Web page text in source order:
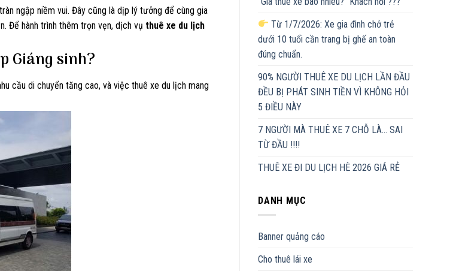
tràn ngập niềm vui. Đây cũng là dịp lý tưởng để cùng gia
Để hành trình thêm trọn vẹn, dịch vụ thuê xe du lịch
Giáng sinh?
cầu di chuyển tăng cao, và việc thuê xe du lịch mang
Từ 1/7/2026: Xe gia đình chở trẻ
dưới 10 tuổi cần trang bị ghế an toàn
đúng chuẩn.
90% NGƯỜI THUÊ XE DU LỊCH LẦN ĐẦU
ĐỀU BỊ PHÁT SINH TIỀN VÌ KHÔNG HỎI
5 ĐIỀU NÀY
7 NGƯỜI MÀ THUÊ XE 7 CHỖ LÀ… SAI
TỪ ĐẦU !!!!
THUÊ XE ĐI DU LỊCH HÈ 2026 GIÁ RẺ
DANH MỤC
Banner quảng cáo
Cho thuê lái xe